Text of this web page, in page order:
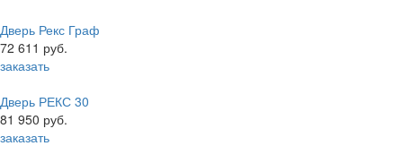
Дверь Рекс Граф
72 611 руб.
заказать
Дверь РЕКС 30
81 950 руб.
заказать